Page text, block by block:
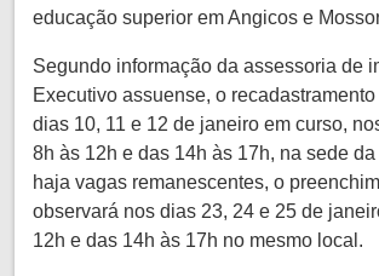
educação superior em Angicos e
Segundo informação da assessoria de
Executivo assuense, o
dias 10, 11 e 12 de janeiro em curso,
8h às 12h e das 14h às 17h, na sede
haja vagas remanescentes, o
observará nos dias 23, 24 e 25 de
12h e das 14h às 17h no mesmo local.